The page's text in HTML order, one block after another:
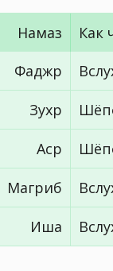
Намаз
Как
Фаджр
Зухр
Аср
Магриб
Иша